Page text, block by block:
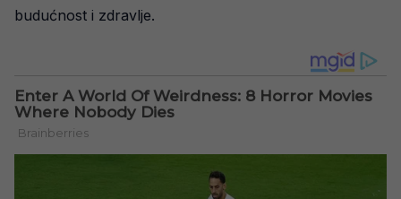
budućnost i zdravlje.